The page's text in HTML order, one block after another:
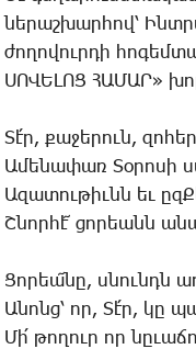
նե­րաշ­խար­հով՝
ժո­ղո­վուր­դի
ՍՈՎԵԼՈՑ ՀԱՄԱՐ»
­Տէ՛ր, քա­ջե­րուն,
Ա­մե­նա­փառ ­Տօ­րո­սի
Ա­զա­տու­թիւնն եւ
Շ­նոր­հէ՜ ցո­րեանն
­Ցո­րեա՜­նը, սնունդն
Ա­նոնց՝ որ, ­Տէ՛ր, կը
­Մի՛ թո­ղուր որ